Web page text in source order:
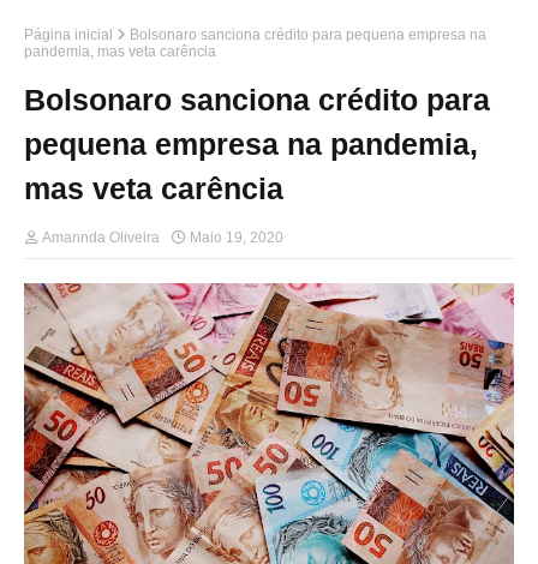
Página inicial
Bolsonaro sanciona crédito para pequena empresa na
pandemia, mas veta carência
Bolsonaro sanciona crédito para
pequena empresa na pandemia,
mas veta carência
Amannda Oliveira Maio 19, 2020